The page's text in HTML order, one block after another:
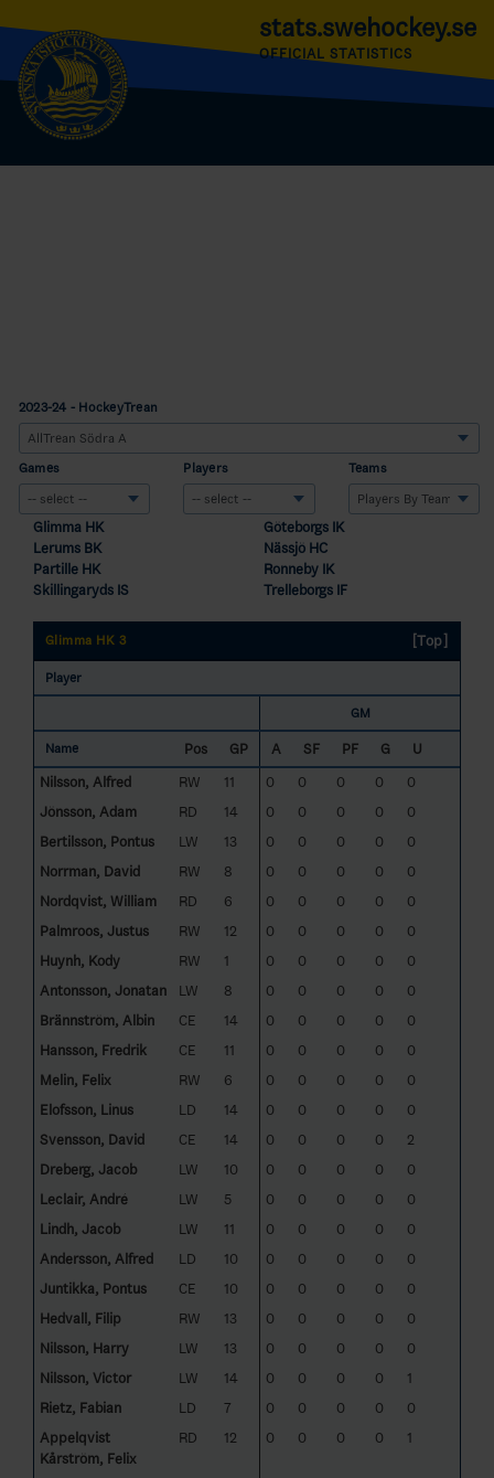
stats.swehockey.se
OFFICIAL STATISTICS
2023-24 - HockeyTrean
Games Players Teams
Glimma HK
Göteborgs IK
Lerums BK
Nässjö HC
Partille HK
Ronneby IK
Skillingaryds IS
Trelleborgs IF
Glimma HK 3 [Top]
Player
GM
Name Pos GP A SF PF G
U
Nilsson, Alfred
RW 11 0 0 0 0
0
Jönsson, Adam
RD 14 0 0 0 0
0
Bertilsson, Pontus
LW 13 0 0 0 0
0
Norrman, David
RW 8 0 0 0 0
0
Nordqvist, William
RD 6 0 0 0 0
0
Palmroos, Justus
RW 12 0 0 0 0
0
Huynh, Kody
RW 1 0 0 0 0
0
Antonsson, Jonatan
LW 8 0 0 0 0
0
Brännström, Albin
CE 14 0 0 0 0
0
Hansson, Fredrik
CE 11 0 0 0 0
0
Melin, Felix
RW 6 0 0 0 0
0
Elofsson, Linus
LD 14 0 0 0 0
0
Svensson, David
CE 14 0 0 0 0
2
Dreberg, Jacob
LW 10 0 0 0 0
0
Leclair, André
LW 5 0 0 0 0
0
Lindh, Jacob
LW 11 0 0 0 0
0
Andersson, Alfred
LD 10 0 0 0 0
0
Juntikka, Pontus
CE 10 0 0 0 0
0
Hedvall, Filip
RW 13 0 0 0 0
0
Nilsson, Harry
LW 13 0 0 0 0
0
Nilsson, Victor
LW 14 0 0 0 0
1
Rietz, Fabian
LD 7 0 0 0 0
0
Appelqvist
Kårström, Felix
RD 12 0 0 0 0 1